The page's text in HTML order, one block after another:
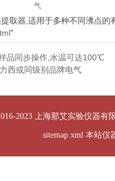
气
取器,适用于多种不同沸点的
”
品同步操作,水温可达100℃
西或同级别品牌电气
2023 上海那艾实验仪器有
sitemap.xml本站仪